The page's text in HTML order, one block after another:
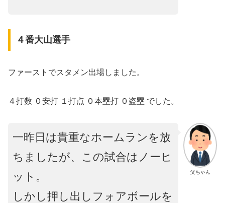
４番大山選手
ファーストでスタメン出場しました。
４打数 ０安打 １打点 ０本塁打 ０盗塁 でした。
父ちゃん
一昨日は貴重なホームランを放
ちましたが、この試合はノーヒ
ット。
しかし押し出しフォアボールを